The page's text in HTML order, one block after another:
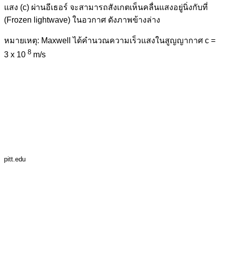
แสง (c) ผ่านอีเธอร์ จะสามารถสังเกตเห็นคลื่นแสงอยู่นิ่งกับที่
(Frozen lightwave) ในอวกาศ ดังภาพข้างล่าง
หมายเหตุ: Maxwell ได้คำนวณความเร็วแสงในสูญญากาศ c =
3 x 10 8 m/s
pitt.edu